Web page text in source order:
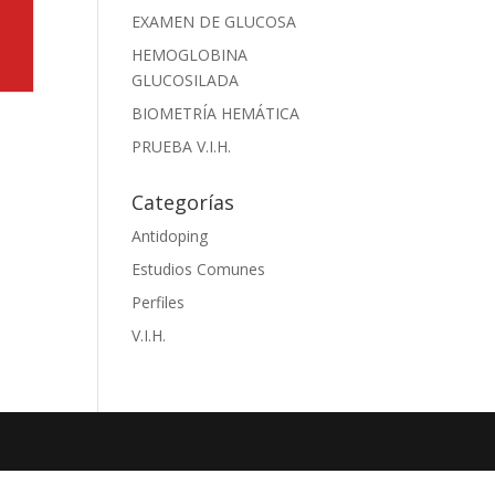
EXAMEN DE GLUCOSA
HEMOGLOBINA
GLUCOSILADA
BIOMETRÍA HEMÁTICA
PRUEBA V.I.H.
Categorías
Antidoping
Estudios Comunes
Perfiles
V.I.H.